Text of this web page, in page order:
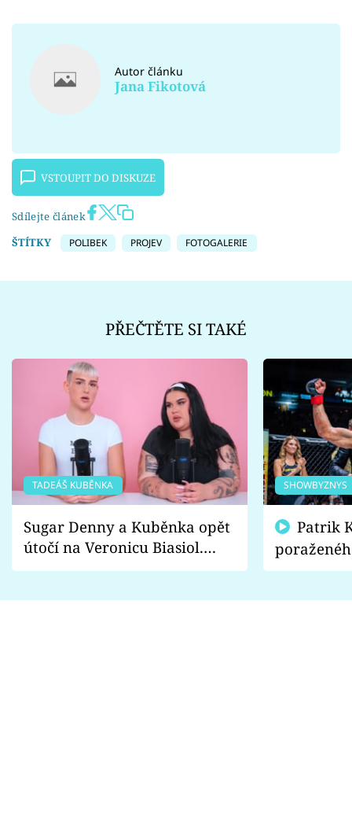
Autor článku
Jana Fikotová
VSTOUPIT DO DISKUZE
Sdílejte článek
ŠTÍTKY
POLIBEK PROJEV FOTOGALERIE
PŘEČTĚTE SI TAKÉ
TADEÁŠ KUBĚNKA
Sugar Denny a Kuběnka opět
útočí na Veronicu Biasiol.
Proč je podle nich falešná a
SHOWBYZNYS
fanoušci